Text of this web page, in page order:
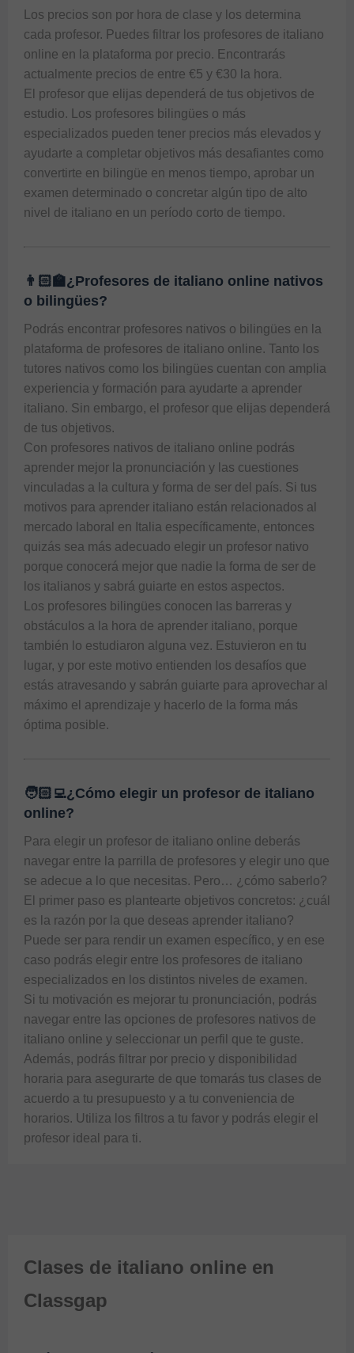
Los precios son por hora de clase y los determina
cada profesor. Puedes filtrar los profesores de italiano
online en la plataforma por precio. Encontrarás
actualmente precios de entre €5 y €30 la hora.
El profesor que elijas dependerá de tus objetivos de
estudio. Los profesores bilingües o más
especializados pueden tener precios más elevados y
ayudarte a completar objetivos más desafiantes como
convertirte en bilingüe en menos tiempo, aprobar un
examen determinado o concretar algún tipo de alto
👨🏻‍🏫¿Profesores de italiano online nativos
o bilingües?
Podrás encontrar profesores nativos o bilingües en la
plataforma de profesores de italiano online. Tanto los
tutores nativos como los bilingües cuentan con amplia
experiencia y formación para ayudarte a aprender
italiano. Sin embargo, el profesor que elijas dependerá
de tus objetivos.
Con profesores nativos de italiano online podrás
aprender mejor la pronunciación y las cuestiones
vinculadas a la cultura y forma de ser del país. Si tus
motivos para aprender italiano están relacionados al
mercado laboral en Italia específicamente, entonces
quizás sea más adecuado elegir un profesor nativo
porque conocerá mejor que nadie la forma de ser de
los italianos y sabrá guiarte en estos aspectos.
Los profesores bilingües conocen las barreras y
obstáculos a la hora de aprender italiano, porque
también lo estudiaron alguna vez. Estuvieron en tu
lugar, y por este motivo entienden los desafíos que
estás atravesando y sabrán guiarte para aprovechar al
máximo el aprendizaje y hacerlo de la forma más
🧑🏻‍💻¿Cómo elegir un profesor de italiano
online?
Para elegir un profesor de italiano online deberás
navegar entre la parrilla de profesores y elegir uno que
se adecue a lo que necesitas. Pero… ¿cómo saberlo?
El primer paso es plantearte objetivos concretos: ¿cuál
es la razón por la que deseas aprender italiano?
Puede ser para rendir un examen específico, y en ese
caso podrás elegir entre los profesores de italiano
especializados en los distintos niveles de examen.
Si tu motivación es mejorar tu pronunciación, podrás
navegar entre las opciones de profesores nativos de
italiano online y seleccionar un perfil que te guste.
Además, podrás filtrar por precio y disponibilidad
horaria para asegurarte de que tomarás tus clases de
acuerdo a tu presupuesto y a tu conveniencia de
horarios. Utiliza los filtros a tu favor y podrás elegir el
Clases de italiano online en
Classgap